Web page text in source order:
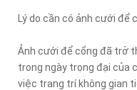
Lý do cần có ảnh cưới để
Ảnh cưới để cổng đã trở
trong ngày trọng đại của
việc trang trí không gian